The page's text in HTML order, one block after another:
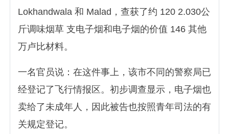
Lokhandwala 和 Malad，查获了约 120 2.030公
斤调味烟草 支电子烟和电子烟的价值 146 其他
万卢比材料。
一名官员说：在这件事上，该市不同的警察局已
经登记了飞行情报区。初步调查显示，电子烟也
卖给了未成年人，因此被告也按照青年司法的有
关规定登记。